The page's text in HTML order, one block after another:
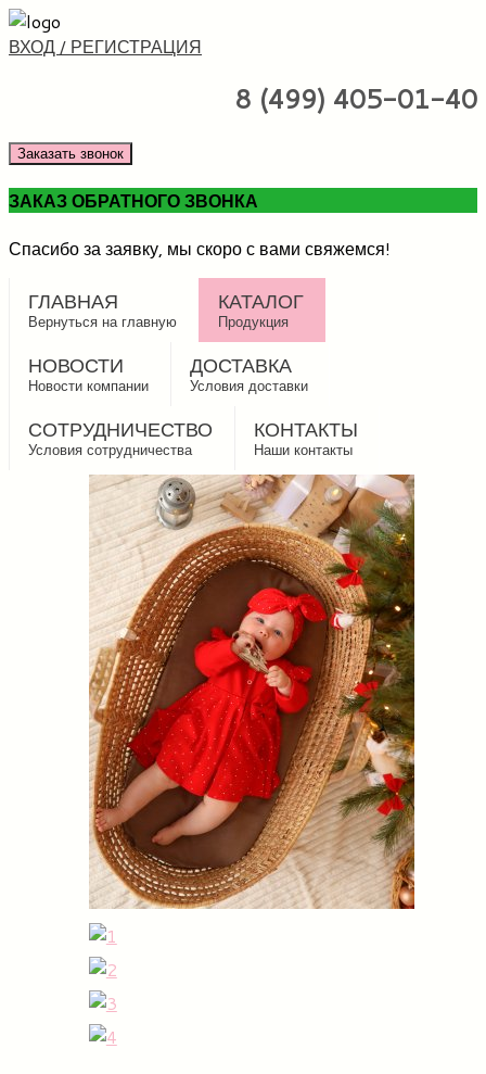
ВХОД / РЕГИСТРАЦИЯ
8 (499) 405-01-40
Заказать звонок
ЗАКАЗ ОБРАТНОГО ЗВОНКА
Спасибо за заявку, мы скоро с вами свяжемся!
ГЛАВНАЯ
Вернуться на главную
КАТАЛОГ
Продукция
НОВОСТИ
Новости компании
ДОСТАВКА
Условия доставки
СОТРУДНИЧЕСТВО
Условия сотрудничества
КОНТАКТЫ
Наши контакты